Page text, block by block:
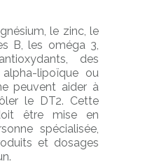
le zinc, le
B, les oméga 3,
des
alpha-lipoïque ou
peuvent aider à
le DT2. Cette
être mise en
spécialisée,
et dosages